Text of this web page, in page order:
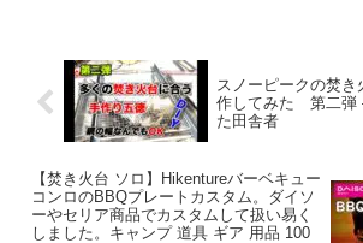
スノーピークの焚き
作してみた 第二弾
た田舎者
【焚き火台 ソロ】Hikentureバーベキュー
コンロのBBQプレートカスタム。ダイソ
ーやセリア商品でカスタムして扱い易く
しました。キャンプ 道具 ギア 用品 100